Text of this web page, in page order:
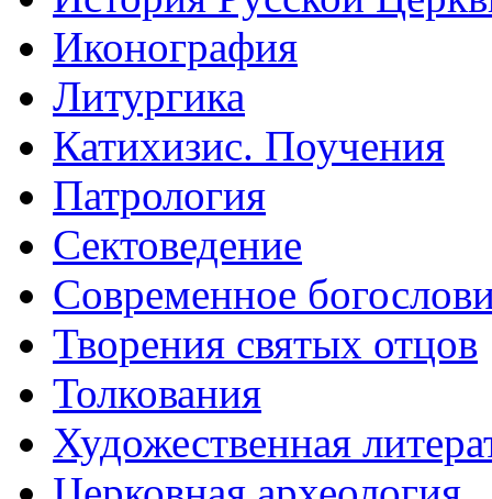
Иконография
Литургика
Катихизис. Поучения
Патрология
Сектоведение
Современное
Творения святых отцов
Толкования
Художественная